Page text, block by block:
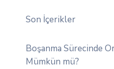
Son İçerikler
Boşanma Sürecinde
Mümkün mü?